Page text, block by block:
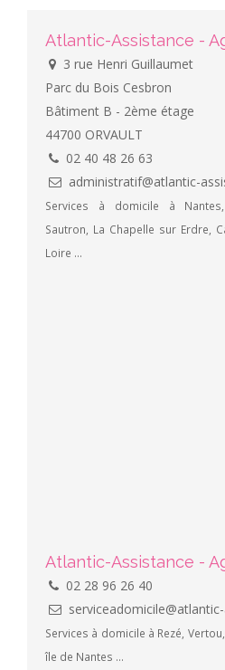
Atlantic-Assistance -
3 rue Henri Guillaumet
Parc du Bois Cesbron
Bâtiment B - 2ème étage
44700 ORVAULT
02 40 48 26 63
administratif@atlantic-
Services à domicile à Nantes,
Sautron, La Chapelle sur Erdre,
Loire ...
Atlantic-Assistance -
02 28 96 26 40
Services à domicile à Rezé,
île de Nantes ...